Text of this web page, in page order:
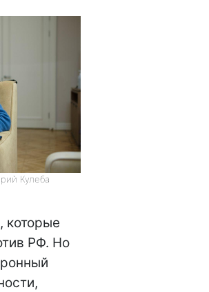
Кулеба
которые
РФ. Но